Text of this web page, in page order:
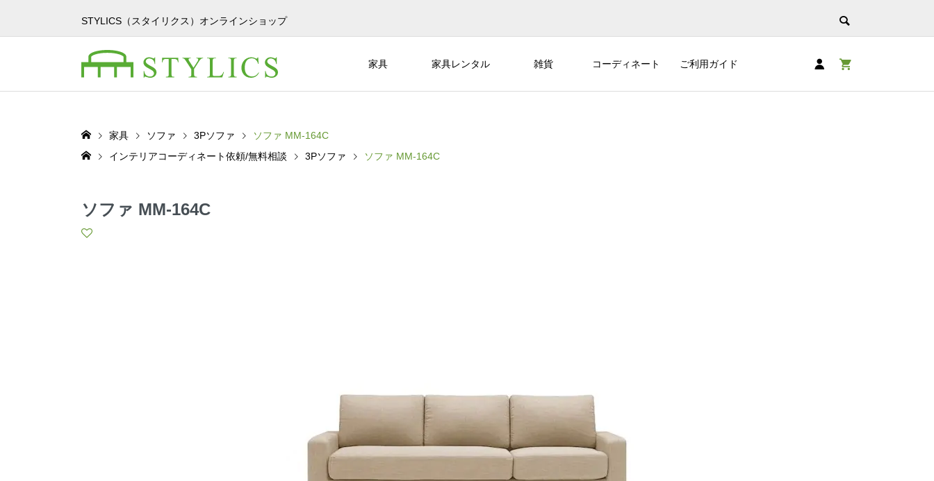
STYLICS（スタイリクス）オンラインショップ
家具 家具レンタル 雑貨 コーディネート ご利用ガイド
家具 ソファ 3Pソファ
ソファ MM-164C
インテリアコーディネート依頼/無料相談
3Pソファ ソファ MM-164C
ソファ MM-164C